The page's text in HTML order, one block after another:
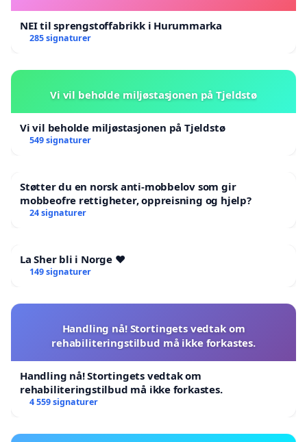
NEI til sprengstoffabrikk i Hurummarka
285 signaturer
Vi vil beholde miljøstasjonen på Tjeldstø
Vi vil beholde miljøstasjonen på Tjeldstø
549 signaturer
Støtter du en norsk anti-mobbelov som gir
mobbeofre rettigheter, oppreisning og hjelp?
24 signaturer
La Sher bli i Norge ❤️
149 signaturer
Handling nå! Stortingets vedtak om
rehabiliteringstilbud må ikke forkastes.
Handling nå! Stortingets vedtak om
rehabiliteringstilbud må ikke forkastes.
4 559 signaturer